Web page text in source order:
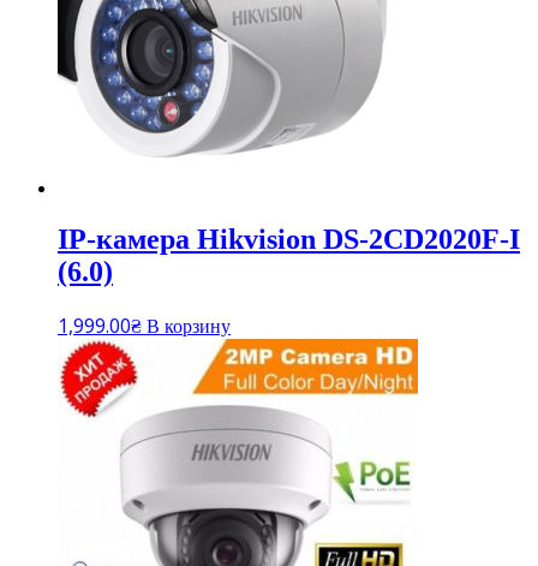
IP-камера Hikvision DS-2CD2020F-I
(6.0)
1,999.00₴ В корзину